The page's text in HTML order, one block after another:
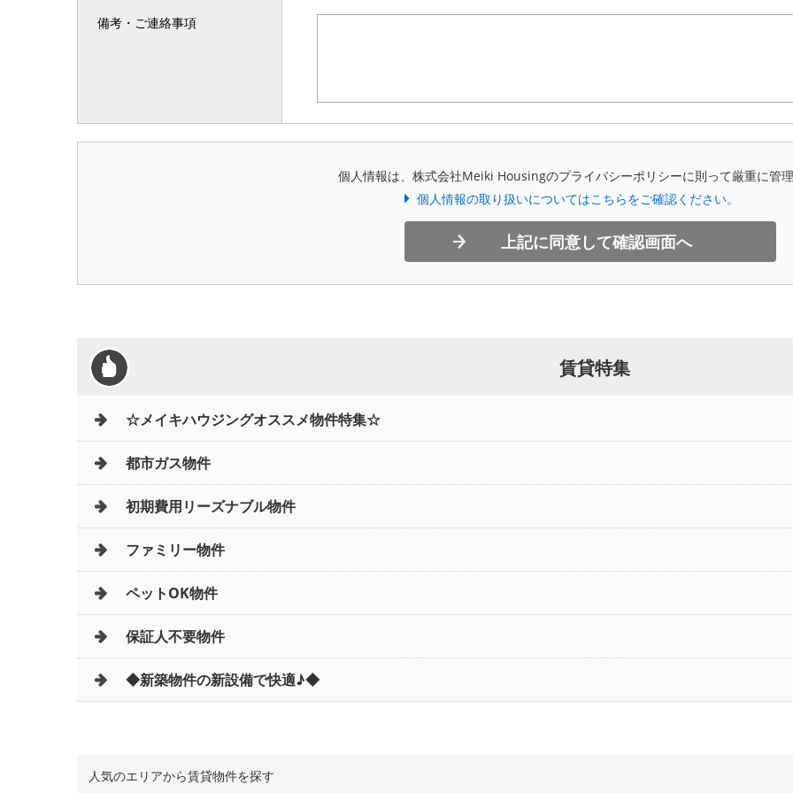
備考・ご連絡事項
個人情報は、株式会社Meiki Housingのプライバシーポリシーに則って厳重に管理
個人情報の取り扱いについてはこちらをご確認ください。
上記に同意して確認画面へ
賃貸特集
☆メイキハウジングオススメ物件特集☆
都市ガス物件
初期費用リーズナブル物件
ファミリー物件
ペットOK物件
保証人不要物件
◆新築物件の新設備で快適♪◆
人気のエリアから賃貸物件を探す